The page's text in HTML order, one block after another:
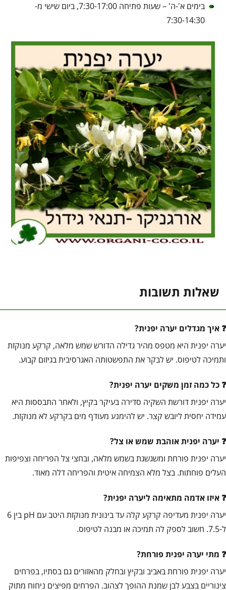
בימים א'-ה' – שעות פתיחה 7:30-17:00, ביום שישי מ-
7:30-14:30
שאלות תשובות
איך מגדלים יערה יפנית?
יערה יפנית היא מטפס מהיר גדילה הדורש שמש מלאה, קרקע מנוקזת
ותמיכה לטיפוס. יש לבקר את התפשטותה האגרסיבית בגיזום קבוע.
כל כמה זמן משקים יערה יפנית?
יערה יפנית דורשת השקיה סדירה בעיקר בקיץ, ולאחר התבססות היא
עמידה יחסית ליובש קצר. יש להימנע מעודף מים בקרקע לא מנוקזת.
יערה יפנית אוהבת שמש או צל?
יערה יפנית פורחת ומשגשגת בשמש מלאה, ובחצי צל הפריחה וצפיפות
העלים פוחתות. בצל מלא הצמיחה איטית והפריחה דלה מאוד.
איזו אדמה מתאימה ליערה יפנית?
יערה יפנית מעדיפה קרקע קלה עד בינונית מנוקזת היטב עם pH בין 6
ל-7.5. חשוב לספק לה תמיכה או מבנה לטיפוס.
מתי יערה יפנית פורחת?
יערה יפנית פורחת באביב ובקיץ ובחלק מהאזורים גם בסתיו, בפרחים
צינוריים בצבע לבן שמנת ההופך לצהוב. הפרחים מפיצים ניחוח מתוק